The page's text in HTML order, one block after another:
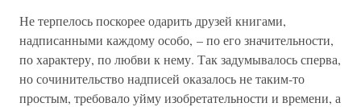
Не терпелось поскорее одарить друзей книгами,
надписанными каждому особо, – по его значительности,
по характеру, по любви к нему. Так задумывалось сперва,
но сочинительство надписей оказалось не таким-то
простым, требовало уйму изобретательности и времени, а